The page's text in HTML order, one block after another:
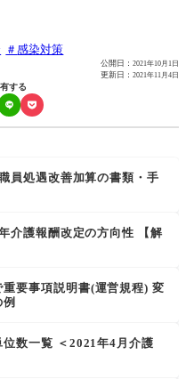
感染対策
公開日： 2021年10月1日
更新日： 2021年11月4日
する
員処遇改善加算の書類・手
介護報酬改定の方向性 【解
要事項説明書(運営規程) 変
数一覧 ＜2021年4月介護